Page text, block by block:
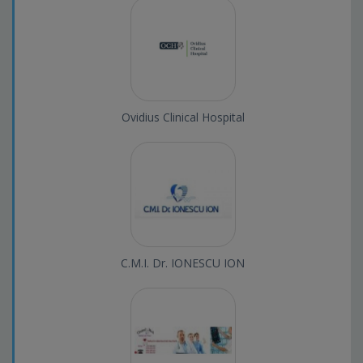
Ovidius Clinical Hospital
C.M.I. Dr. IONESCU ION